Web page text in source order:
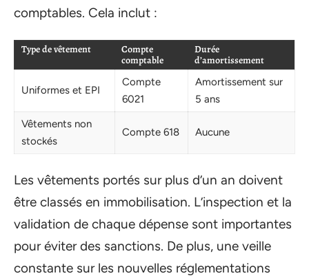
comptables. Cela inclut :
Type de vêtement
Compte
comptable
Durée
d’amortissement
Uniformes et EPI
Compte
6021
Amortissement sur
5 ans
Vêtements non
stockés
Compte 618 Aucune
Les vêtements portés sur plus d’un an doivent
être classés en immobilisation. L’inspection et la
validation de chaque dépense sont importantes
pour éviter des sanctions. De plus, une veille
constante sur les nouvelles réglementations